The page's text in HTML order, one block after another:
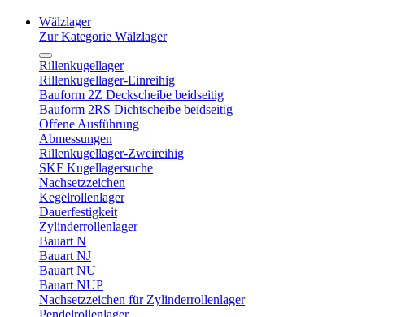
Wälzlager
Zur Kategorie Wälzlager
Rillenkugellager
Rillenkugellager-Einreihig
Bauform 2Z Deckscheibe beidseitig
Bauform 2RS Dichtscheibe beidseitig
Offene Ausführung
Abmessungen
Rillenkugellager-Zweireihig
SKF Kugellagersuche
Nachsetzzeichen
Kegelrollenlager
Dauerfestigkeit
Zylinderrollenlager
Bauart N
Bauart NJ
Bauart NU
Bauart NUP
Nachsetzzeichen für Zylinderrollenlager
Pendelrollenlager